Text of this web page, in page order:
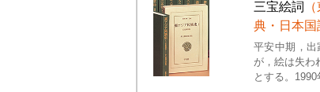
三宝絵詞
典・日本国
平安中期，
が，絵は失わ
とする。1990